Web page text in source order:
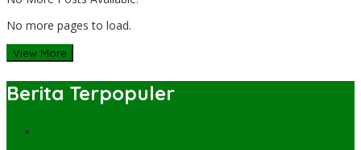
No more pages to load.
View More
Berita Terpopuler